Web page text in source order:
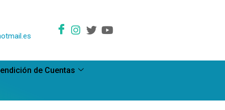
de Cuentas